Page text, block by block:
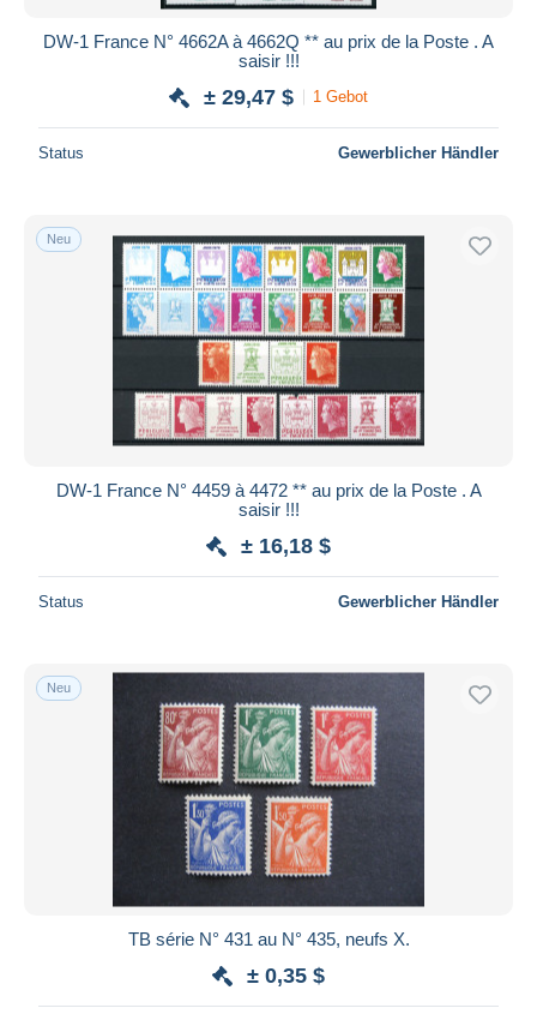
DW-1 France N° 4662A à 4662Q ** au prix de la Poste . A
saisir !!!
± 29,47 $ 1 Gebot
Status Gewerblicher Händler
Neu
DW-1 France N° 4459 à 4472 ** au prix de la Poste . A
saisir !!!
± 16,18 $
Status Gewerblicher Händler
Neu
TB série N° 431 au N° 435, neufs X.
± 0,35 $